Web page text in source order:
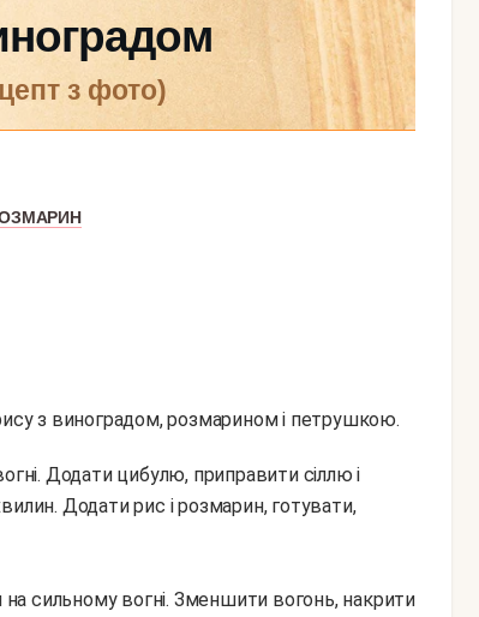
з фото)
з виноградом, розмарином і петрушкою.
Додати рис і розмарин, готувати,
сильному вогні. Зменшити вогонь, накрити